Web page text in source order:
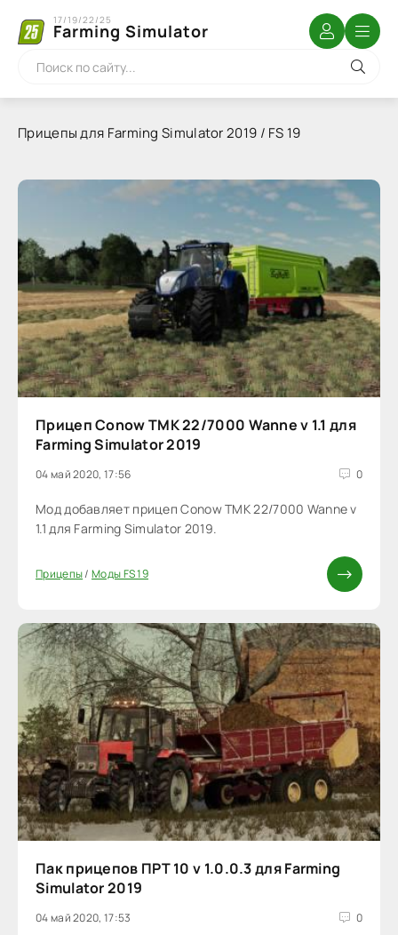
Farming Simulator
17/19/22/25
Прицепы для Farming Simulator 2019 / FS 19
Прицеп Conow TMK 22/7000 Wanne v 1.1 для
Farming Simulator 2019
04 май 2020, 17:56 0
Мод добавляет прицеп Conow TMK 22/7000 Wanne v
1.1 для Farming Simulator 2019.
Прицепы/Моды FS 19
Пак прицепов ПРТ 10 v 1.0.0.3 для Farming
Simulator 2019
04 май 2020, 17:53 0